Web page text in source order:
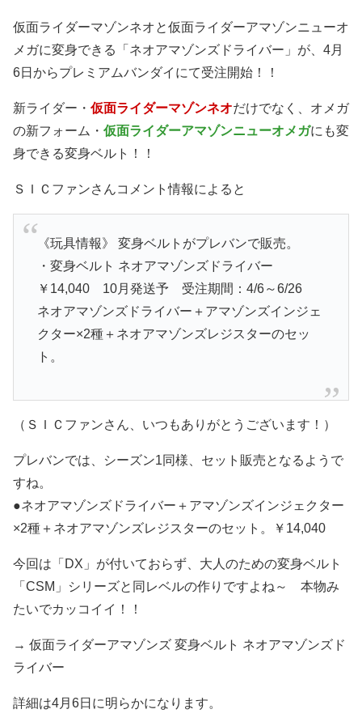
仮面ライダーマゾンネオと仮面ライダーアマゾンニューオ
メガに変身できる「ネオアマゾンズドライバー」が、4月
6日からプレミアムバンダイにて受注開始！！
新ライダー・ 仮面ライダーマゾンネオだけでなく、オメガ
の新フォーム・ 仮面ライダーアマゾンニューオメガにも変
身できる変身ベルト！！
ＳＩＣファンさんコメント情報によると
《玩具情報》 変身ベルトがプレバンで販売。
・変身ベルト ネオアマゾンズドライバー
￥14,040 10月発送予 受注期間：4/6～6/26
ネオアマゾンズドライバー＋アマゾンズインジェ
クター×2種＋ネオアマゾンズレジスターのセッ
ト。
（ＳＩＣファンさん、いつもありがとうございます！）
プレバンでは、シーズン1同様、セット販売となるようで
すね。
●ネオアマゾンズドライバー＋アマゾンズインジェクター
×2種＋ネオアマゾンズレジスターのセット。￥14,040
今回は「DX」が付いておらず、大人のための変身ベルト
「CSM」シリーズと同レベルの作りですよね～ 本物み
たいでカッコイイ！！
→ 仮面ライダーアマゾンズ 変身ベルト ネオアマゾンズド
ライバー
詳細は4月6日に明らかになります。